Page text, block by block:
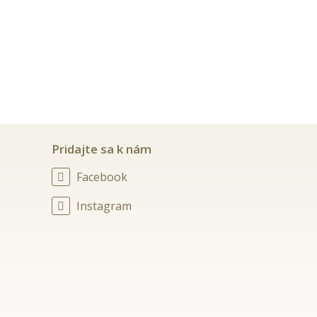
Pridajte sa k nám
Facebook
Instagram